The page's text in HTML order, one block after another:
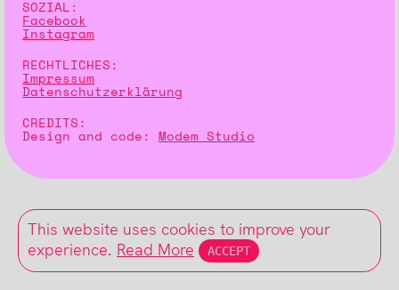
SOZIAL:
Facebook
Instagram
RECHTLICHES:
Impressum
Datenschutzerklärung
CREDITS:
Design and code: Modem Studio
This website uses cookies to improve your
experience. Read More ACCEPT